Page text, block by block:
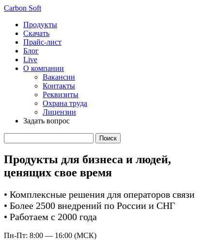
Carbon Soft
Продукты
Скачать
Прайс-лист
Блог
Live
О компании
Вакансии
Контакты
Реквизиты
Охрана труда
Лицензии
Задать вопрос
Продукты для бизнеса и людей,
ценящих свое время
• Комплексные решения для операторов связи
• Более 2500 внедрений по России и СНГ
• Работаем с 2000 года
Пн-Пт: 8:00 — 16:00 (МСК)